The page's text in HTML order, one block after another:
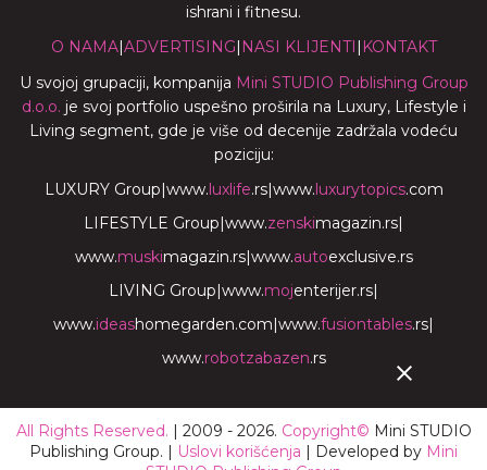
ishrani i fitnesu.
O NAMA|ADVERTISING| NASI KLIJENTI | KONTAKT
U svojoj grupaciji, kompanija Mini STUDIO Publishing Group
d.o.o. je svoj portfolio uspešno proširila na Luxury, Lifestyle i
Living segment, gde je više od decenije zadržala vodeću
poziciju:
LUXURY Group|www.luxlife.rs|www.luxurytopics.com
LIFESTYLE Group|www.zenskimagazin.rs|
www.muskimagazin.rs|www.autoexclusive.rs
LIVING Group|www.mojenterijer.rs|
www.ideashomegarden.com|www.fusiontables.rs|
www.robotzabazen.rs
All Rights Reserved. | 2009 - 2026. Copyright© Mini STUDIO
Publishing Group. | Uslovi korišćenja | Developed by Mini